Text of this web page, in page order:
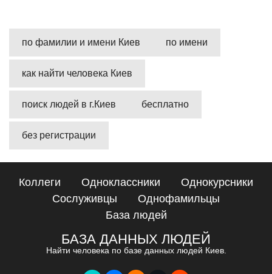
по фамилии и имени Киев по имени
как найти человека Киев
поиск людей в г.Киев бесплатно
без регистрации
Коллеги Одноклассники
Однокурсники
Сослуживцы
Однофамильцы
База людей
БАЗА ДАННЫХ ЛЮДЕЙ
Найти человека по базе данных людей Киев.